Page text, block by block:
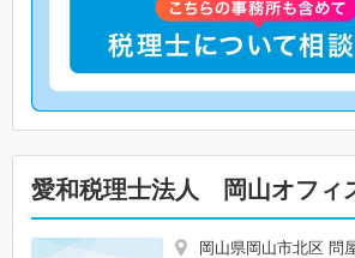
愛和税理士法人 岡山オフィ
岡山県岡山市北区 問